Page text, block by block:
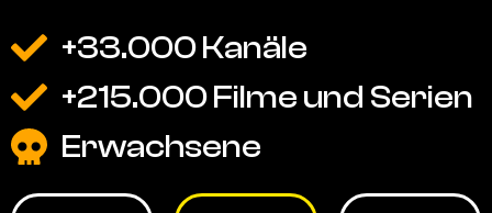
+33.000 Kanäle
+215.000 Filme und Serien
Erwachsene